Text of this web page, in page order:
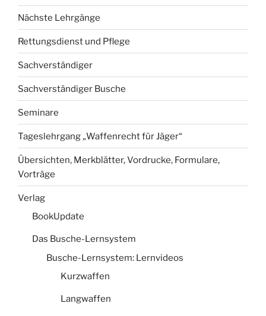
Nächste Lehrgänge
Rettungsdienst und Pflege
Sachverständiger
Sachverständiger Busche
Seminare
Tageslehrgang „Waffenrecht für Jäger“
Übersichten, Merkblätter, Vordrucke, Formulare,
Vorträge
Verlag
BookUpdate
Das Busche-Lernsystem
Busche-Lernsystem: Lernvideos
Kurzwaffen
Langwaffen